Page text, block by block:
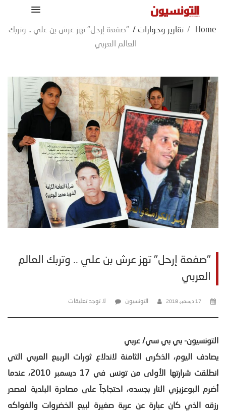
Home
/ تقارير وحوارات / "صفعة إرحل" تهز عرش بن علي .. وتربك
العالم العربي
"صفعة إرحل" تهز عرش بن علي .. وتربك العالم
العربي
17 ديسمبر، 2018 التونسيون لا توجد تعليقات
التونسيون- بي بي سي/ عربي
يصادف اليوم، الذكرى الثامنة لاندلاع ثورات الربيع العربي التي
انطلقت شرارتها الأولى من تونس في 17 ديسمبر 2010، عندما
أضرم البوعزيزي النار بجسده، احتجاجاً على مصادرة البلدية لمصدر
رزقه الذي كان عبارة عن عربة صغيرة لبيع الخضروات والفواكه